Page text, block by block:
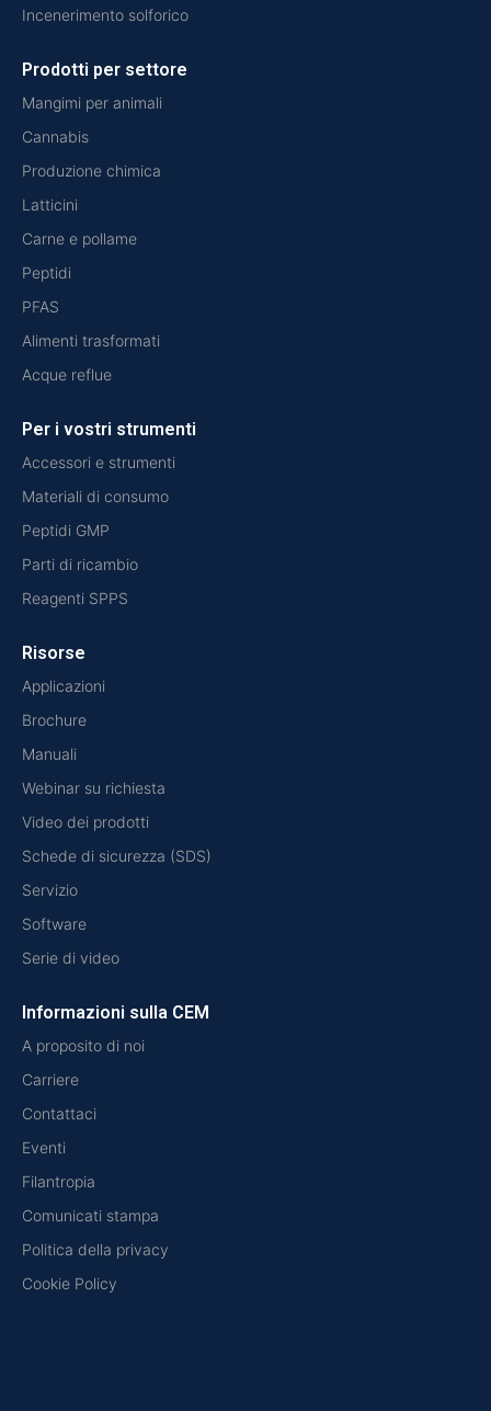
Incenerimento solforico
Prodotti per settore
Mangimi per animali
Cannabis
Produzione chimica
Latticini
Carne e pollame
Peptidi
PFAS
Alimenti trasformati
Acque reflue
Per i vostri strumenti
Accessori e strumenti
Materiali di consumo
Peptidi GMP
Parti di ricambio
Reagenti SPPS
Risorse
Applicazioni
Brochure
Manuali
Webinar su richiesta
Video dei prodotti
Schede di sicurezza (SDS)
Servizio
Software
Serie di video
Informazioni sulla CEM
A proposito di noi
Carriere
Contattaci
Eventi
Filantropia
Comunicati stampa
Politica della privacy
Cookie Policy